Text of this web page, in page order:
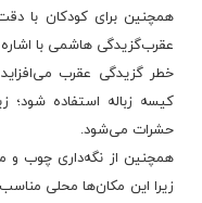
همچنین برای كودكان با
عقرب‌گزیدگی هاشمی با اشاره
خطر گزیدگی عقرب
كیسه زباله استفاده
حشرات می‌شود.
همچنین از نگه‌داری چوب و
زیرا این مكان‌ها محلی